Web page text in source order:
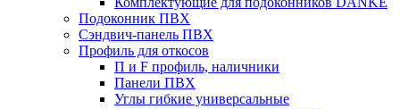
Подоконник ПВХ
Сэндвич-панель ПВХ
Профиль для откосов
П и F профиль, наличники
Панели ПВХ
Углы гибкие универсальные